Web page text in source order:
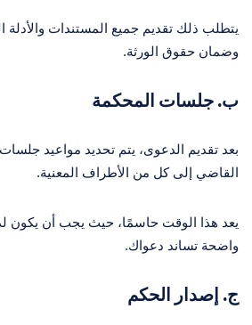
يتطلب ذلك تقديم جميع المستندات والأدلة
وضمان حقوق الورثة.
ب. جلسات المحكمة
بعد تقديم الدعوى، يتم تحديد مواعيد
القاضي إلى كل من الأطراف المعنية.
يعد هذا الوقت حاسمًا، حيث يجب أن يكون
واضحة تساند دعواك.
ج. إصدار الحكم